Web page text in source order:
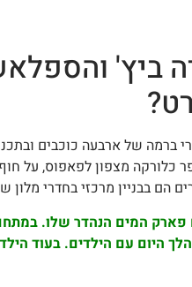
ביץ'
ברמה של ארבעה כוכבים
הם בבניין מרכזי בחדרי
המים הנהדר שלו.
היום עם הילדים. בעוד